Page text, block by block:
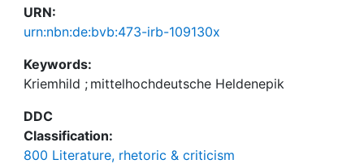
URN:
urn:nbn:de:bvb:473-irb-109130x
Keywords:
Kriemhild ; mittelhochdeutsche Heldenepik
DDC
Classification:
800 Literature, rhetoric & criticism